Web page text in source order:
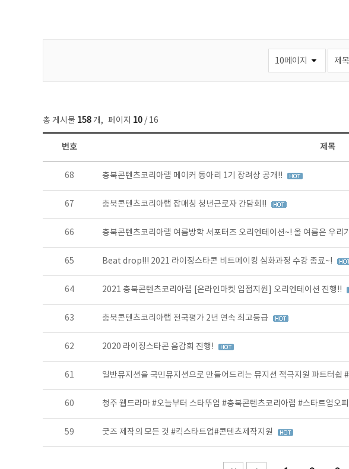
총 게시물 158 개, 페이지 10 / 16
콘텐츠이슈 목록 - 번호, 제목, 작성자, 파일, 조회수, 작성일 정보 제공
번호 제목
68 충북콘텐츠코리아랩 메이커 동아리 1기 장려상 공개!!
67 충북콘텐츠코리아랩 잡매칭 청년근로자 간담회!!
66 충북콘텐츠코리아랩 여름방학 서포터즈 오리엔테이션~! 올 여름은 우리
65 Beat drop!!! 2021 라이징스타콘 비트메이킹 심화과정 수강 종료~!
64 2021 충북콘텐츠코리아랩 [온라인마켓 입점지원] 오리엔테이션 진행!!
63 충북콘텐츠코리아랩 전국평가 2년 연속 최고등급
62 2020 라이징스타콘 음감회 진행!
61 일반뮤지션을 국민뮤지션으로 만들어드리는 뮤지션 적극지원 파트터쉽
60 청주 웹드라마 #오늘부터 스타뚜업 #충북콘텐츠코리아랩 #스타트업오
59 굿즈 제작의 모든 것 #킥스타트업#콘텐츠제작지원